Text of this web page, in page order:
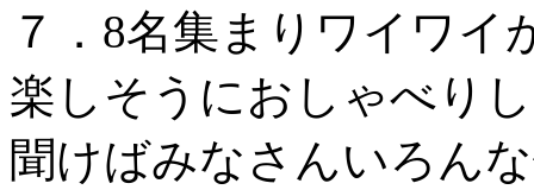
７．8名集まりワイワイ
楽しそうにおしゃべり
聞けばみなさんいろん